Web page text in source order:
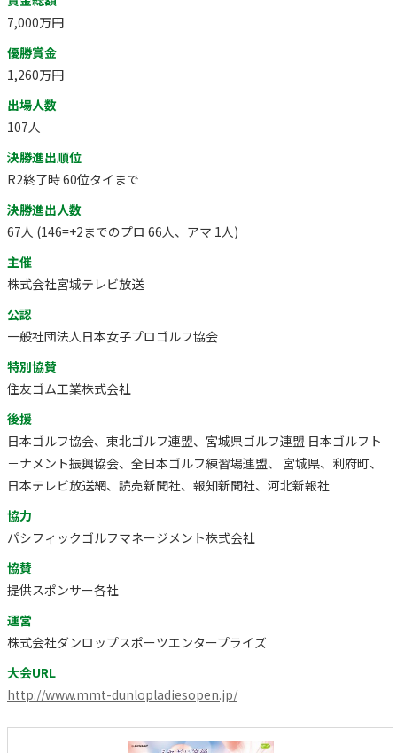
7,000万円
優勝賞金
1,260万円
出場人数
107人
決勝進出順位
R2終了時 60位タイまで
決勝進出人数
67人 (146=+2までのプロ 66人、アマ 1人)
主催
株式会社宮城テレビ放送
公認
一般社団法人日本女子プロゴルフ協会
特別協賛
住友ゴム工業株式会社
後援
日本ゴルフ協会、東北ゴルフ連盟、宮城県ゴルフ連盟 日本ゴルフト
－ナメント振興協会、全日本ゴルフ練習場連盟、 宮城県、利府町、
日本テレビ放送網、読売新聞社、報知新聞社、河北新報社
協力
パシフィックゴルフマネージメント株式会社
協賛
提供スポンサー各社
運営
株式会社ダンロップスポーツエンタープライズ
大会URL
http://www.mmt-dunlopladiesopen.jp/